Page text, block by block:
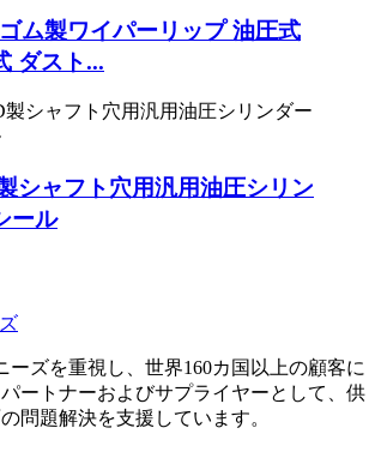
ム製ワイパーリップ 油圧式
ダスト...
シャフト穴用汎用油圧シリン
ール
ーズを重視し、世界160カ国以上の顧客に
ートナーおよびサプライヤーとして、供
問題解決を支援しています。